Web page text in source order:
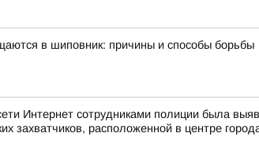
в шиповник: причины и способы борьбы
Интернет сотрудниками полиции была
захватчиков, расположенной в центре